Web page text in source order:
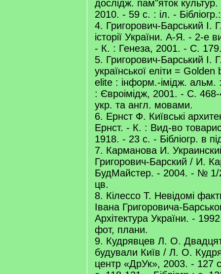
дослідж. пам"яток
2010. - 59 с. : іл. -
4. Григорович-Барський І.
історії України. А-Я. - 2-е
- К. : Генеза, 2001. - С.
5. Григорович-Барський І.
української еліти =
elite : інформ.-імідж. альм.
: Євроімідж, 2001. - С. 468-
укр. та англ. мовами.
6. Ернст Ф. Київські
Ернст. - К. : Вид-во
1918. - 23 с. - Бібліогр. в
7. Карманова И.
Григорович-Барский / И.
БудМайстер. - 2004. - №
цв.
8. Кілессо Т. Невідомі
Івана Григоровича-
Архітектура України. -
фот, плани.
9. Кудрявцев Л. О.
будували Київ / Л. О.
центр «ДрУк», 2003. - 127